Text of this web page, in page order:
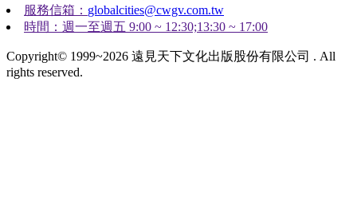
服務信箱： globalcities@cwgv.com.tw
時間：週一至週五 9:00 ~ 12:30;13:30 ~ 17:00
Copyright© 1999~2026 遠見天下文化出版股份有限公司 . All
rights reserved.